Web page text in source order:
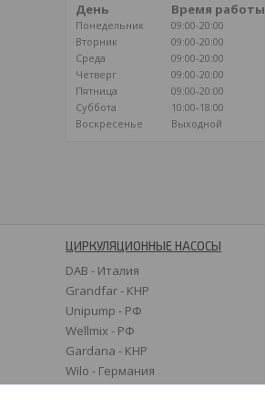
День
Время работы
Понедельник
09:00-20:00
Вторник
09:00-20:00
Среда
09:00-20:00
Четверг
09:00-20:00
Пятница
09:00-20:00
Суббота
10:00-18:00
Воскресенье
Выходной
ЦИРКУЛЯЦИОННЫЕ НАСОСЫ
DAB - Италия
Grandfar - КНР
Unipump - РФ
Wellmix - РФ
Gardana - КНР
Wilo - Германия
Grundfos - Дания